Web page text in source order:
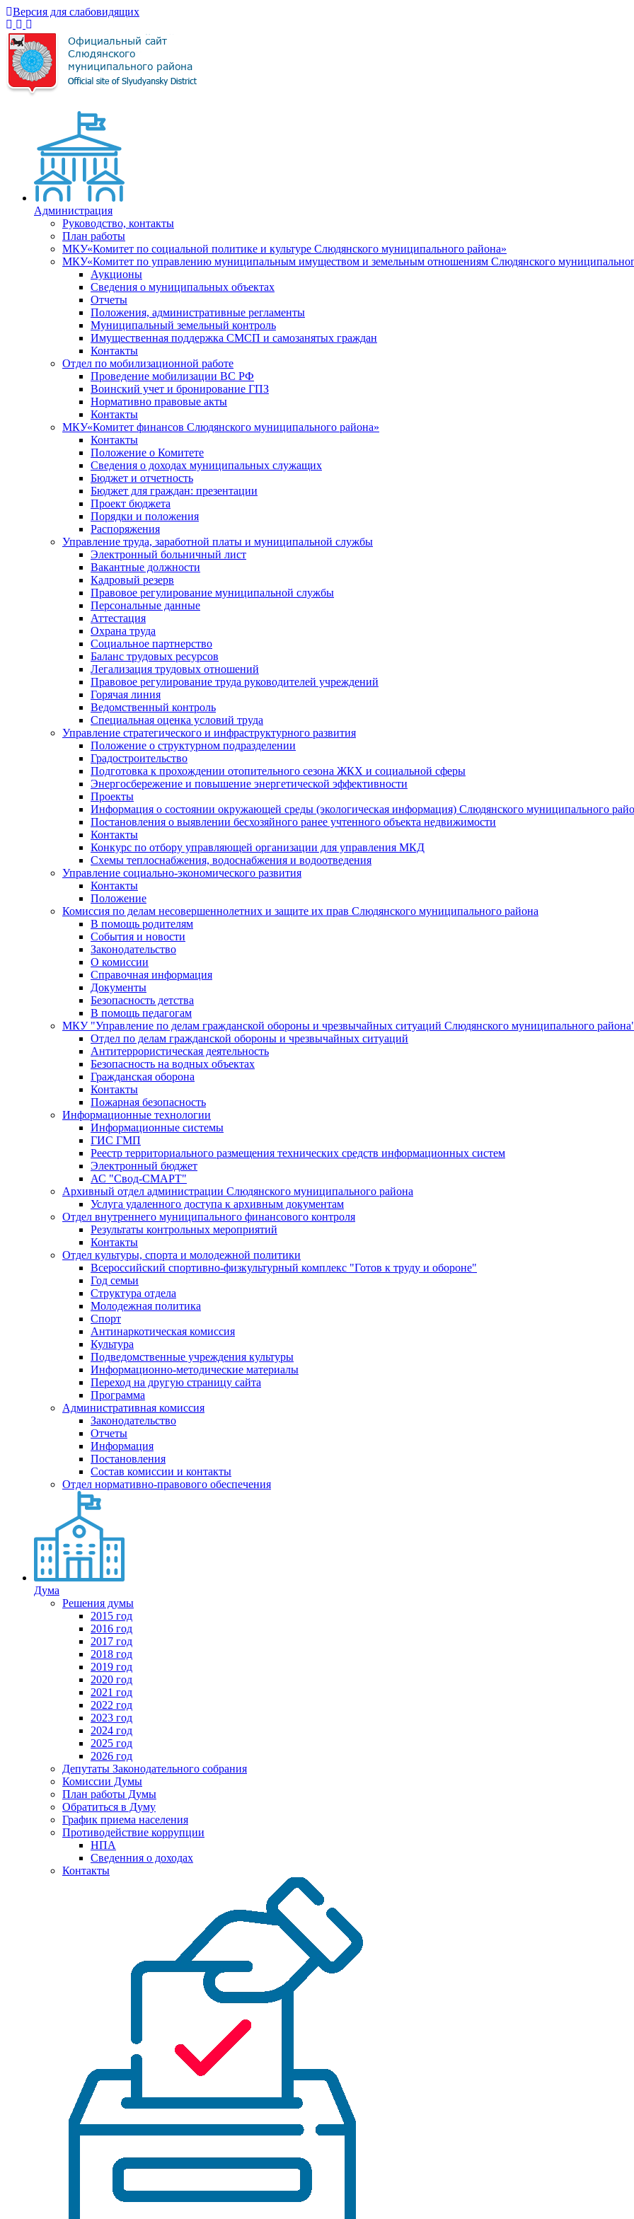
Версия для слабовидящих
Администрация
Руководство, контакты
План работы
МКУ«Комитет по социальной политике и культуре Слюдянского муниципального района»
МКУ«Комитет по управлению муниципальным имуществом и земельным отношениям Слюдянского
Аукционы
Сведения о муниципальных объектах
Отчеты
Положения, административные регламенты
Муниципальный земельный контроль
Имущественная поддержка СМСП и самозанятых граждан
Контакты
Отдел по мобилизационной работе
Проведение мобилизации ВС РФ
Воинский учет и бронирование ГПЗ
Нормативно правовые акты
Контакты
МКУ«Комитет финансов Слюдянского муниципального района»
Контакты
Положение о Комитете
Сведения о доходах муниципальных служащих
Бюджет и отчетность
Бюджет для граждан: презентации
Проект бюджета
Порядки и положения
Распоряжения
Управление труда, заработной платы и муниципальной службы
Электронный больничный лист
Вакантные должности
Кадровый резерв
Правовое регулирование муниципальной службы
Персональные данные
Аттестация
Охрана труда
Социальное партнерство
Баланс трудовых ресурсов
Легализация трудовых отношений
Правовое регулирование труда руководителей учреждений
Горячая линия
Ведомственный контроль
Специальная оценка условий труда
Управление стратегического и инфраструктурного развития
Положение о структурном подразделении
Градостроительство
Подготовка к прохождении отопительного сезона ЖКХ и социальной сферы
Энергосбережение и повышение энергетической эффективности
Проекты
Информация о состоянии окружающей среды (экологическая информация) Слюдянского муниципального
Постановления о выявлении бесхозяйного ранее учтенного объекта недвижимости
Контакты
Конкурс по отбору управляющей организации для управления МКД
Схемы теплоснабжения, водоснабжения и водоотведения
Управление социально-экономического развития
Контакты
Положение
Комиссия по делам несовершеннолетних и защите их прав Слюдянского муниципального района
В помощь родителям
События и новости
Законодательство
О комиссии
Справочная информация
Документы
Безопасность детства
В помощь педагогам
МКУ "Управление по делам гражданской обороны и чрезвычайных ситуаций Слюдянского муниципального
Отдел по делам гражданской обороны и чрезвычайных ситуаций
Антитеррористическая деятельность
Безопасность на водных объектах
Гражданская оборона
Контакты
Пожарная безопасность
Информационные технологии
Информационные системы
ГИС ГМП
Реестр территориального размещения технических средств информационных систем
Электронный бюджет
АС "Свод-СМАРТ"
Архивный отдел администрации Слюдянского муниципального района
Услуга удаленного доступа к архивным документам
Отдел внутреннего муниципального финансового контроля
Результаты контрольных мероприятий
Контакты
Отдел культуры, спорта и молодежной политики
Всероссийский спортивно-физкультурный комплекс "Готов к труду и обороне"
Год семьи
Структура отдела
Молодежная политика
Спорт
Антинаркотическая комиссия
Культура
Подведомственные учреждения культуры
Информационно-методические материалы
Переход на другую страницу сайта
Программа
Административная комиссия
Законодательство
Отчеты
Информация
Постановления
Состав комиссии и контакты
Отдел нормативно-правового обеспечения
Дума
Решения думы
2015 год
2016 год
2017 год
2018 год
2019 год
2020 год
2021 год
2022 год
2023 год
2024 год
2025 год
2026 год
Депутаты Законодательного собрания
Комиссии Думы
План работы Думы
Обратиться в Думу
График приема населения
Противодействие коррупции
НПА
Сведенния о доходах
Контакты